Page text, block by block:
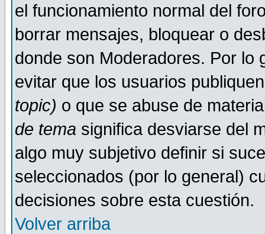
el funcionamiento normal del
borrar mensajes, bloquear o
donde son Moderadores. Por lo
evitar que los usuarios
topic) o que se abuse de
de tema significa desviarse del
algo muy subjetivo definir si
seleccionados (por lo general)
decisiones sobre esta cuestión.
Volver arriba